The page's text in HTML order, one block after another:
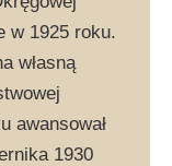
w 1925 roku.
własną
awansował
1930